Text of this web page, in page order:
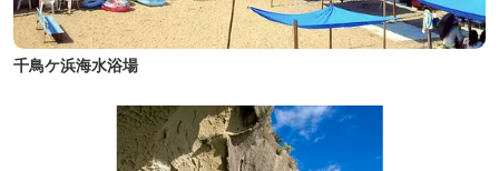
千鳥ケ浜海水浴場